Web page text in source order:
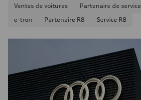
Ventes de voitures Partenaire de service
e-tron
Partenaire R8 Service R8